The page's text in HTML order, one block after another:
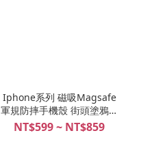
Iphone系列 磁吸Magsafe
軍規防摔手機殼 街頭塗鴉的
閃電面具
NT$599 ~ NT$859